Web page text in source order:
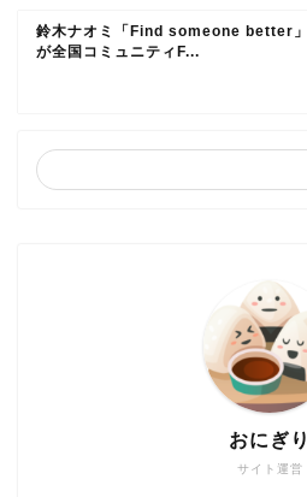
鈴木ナオミ「Find someone better」
が全国コミュニティF...
サイト運営
おにぎり